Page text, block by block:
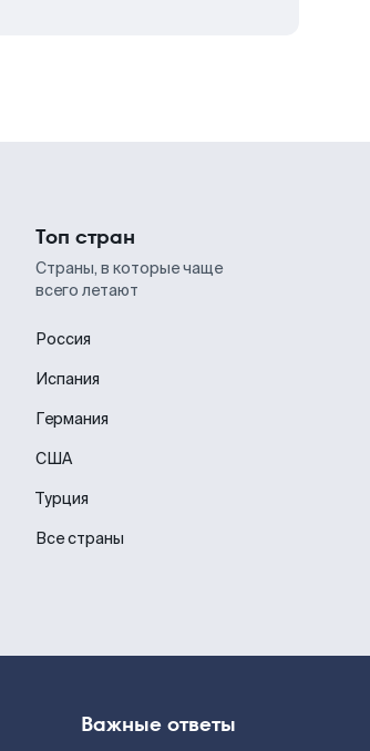
Топ стран
Страны, в которые чаще
всего летают
Россия
Испания
Германия
США
Турция
Все страны
Важные ответы